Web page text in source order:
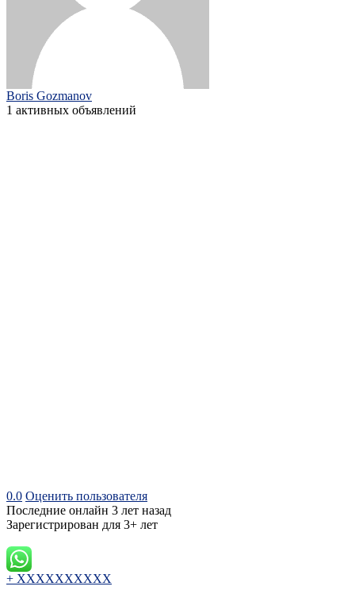
Boris Gozmanov
1 активных объявлений
0.0 Оценить пользователя
Последние онлайн 3 лет назад
Зарегистрирован для 3+ лет
+ XXXXXXXXXX